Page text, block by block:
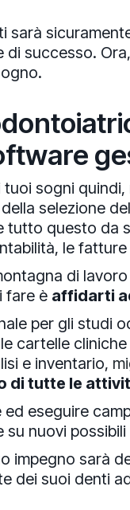
sarà
di successo.
tuoi sogni
della selezione
tutto questo da
le
di
fare è affidarti
per gli studi
cartelle
e inventario,
di tutte le
eseguire
nuovi possibili
impegno sarà
dei suoi denti